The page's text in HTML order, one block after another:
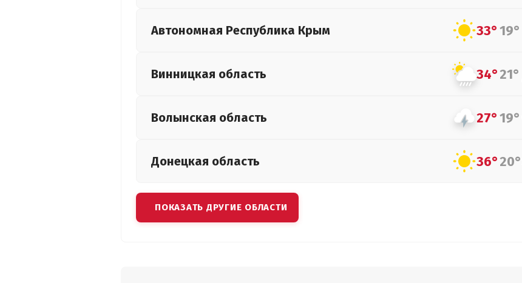
Автономная Республика Крым 33°19°
Винницкая область 34°21°
Волынская область 27°19°
Донецкая область 36°20°
ПОКАЗАТЬ ДРУГИЕ ОБЛАСТИ